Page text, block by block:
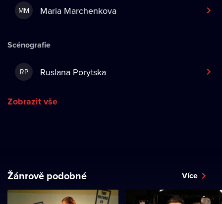
MM Maria Marchenkova
Scénografie
RP Ruslana Porytska
Zobrazit vše
Žánrově podobné Více